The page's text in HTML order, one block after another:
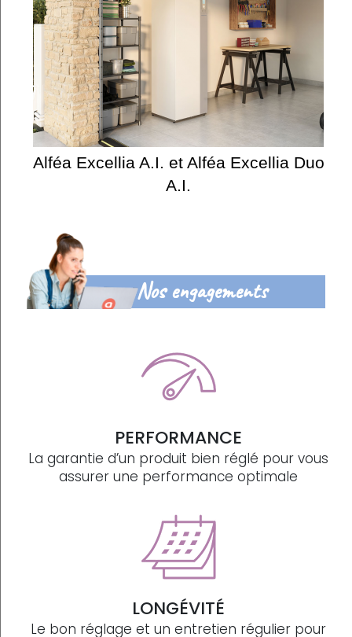
Alféa Excellia A.I. et Alféa Excellia Duo
A.I.
Nos engagements
PERFORMANCE
La garantie d’un produit bien réglé pour vous
assurer une performance optimale
LONGÉVITÉ
Le bon réglage et un entretien régulier pour